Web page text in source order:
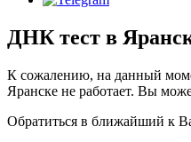
ДНК тест в
К сожалению, на данный
Яранске не работает. Вы
Обратиться в ближайший к